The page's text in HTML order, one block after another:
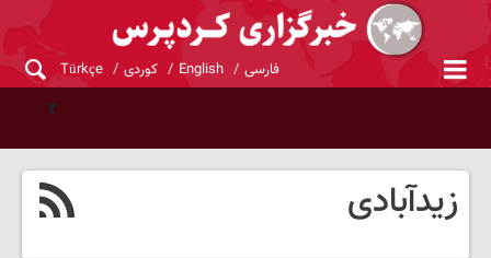
فارسی English کوردی Türkçe
زیدآبادی